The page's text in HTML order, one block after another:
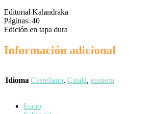
Editorial Kalandraka
Páginas: 40
Edición en tapa dura
Información adicional
Idioma Castellano, Català, euskera
Inicio